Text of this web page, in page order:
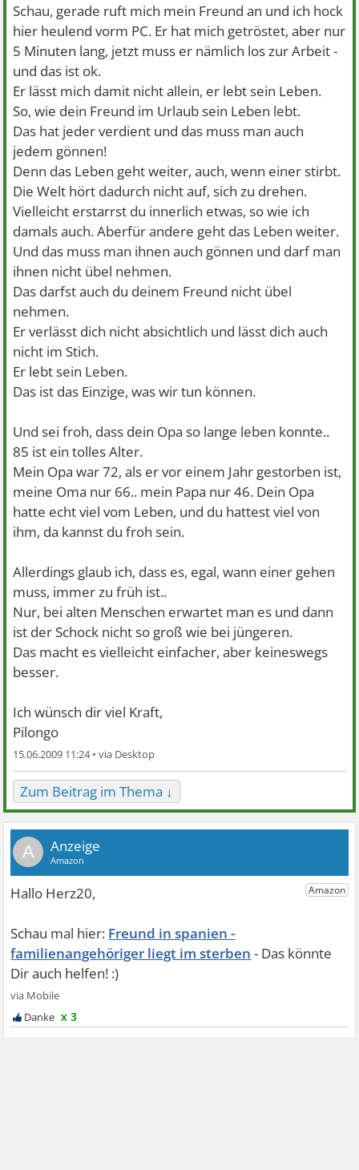
Schau, gerade ruft mich mein Freund an und ich hock
hier heulend vorm PC. Er hat mich getröstet, aber nur
5 Minuten lang, jetzt muss er nämlich los zur Arbeit -
und das ist ok.
Er lässt mich damit nicht allein, er lebt sein Leben.
So, wie dein Freund im Urlaub sein Leben lebt.
Das hat jeder verdient und das muss man auch
jedem gönnen!
Denn das Leben geht weiter, auch, wenn einer stirbt.
Die Welt hört dadurch nicht auf, sich zu drehen.
Vielleicht erstarrst du innerlich etwas, so wie ich
damals auch. Aberfür andere geht das Leben weiter.
Und das muss man ihnen auch gönnen und darf man
ihnen nicht übel nehmen.
Das darfst auch du deinem Freund nicht übel
nehmen.
Er verlässt dich nicht absichtlich und lässt dich auch
nicht im Stich.
Er lebt sein Leben.
Das ist das Einzige, was wir tun können.
Und sei froh, dass dein Opa so lange leben konnte..
85 ist ein tolles Alter.
Mein Opa war 72, als er vor einem Jahr gestorben ist,
meine Oma nur 66.. mein Papa nur 46. Dein Opa
hatte echt viel vom Leben, und du hattest viel von
ihm, da kannst du froh sein.
Allerdings glaub ich, dass es, egal, wann einer gehen
muss, immer zu früh ist..
Nur, bei alten Menschen erwartet man es und dann
ist der Schock nicht so groß wie bei jüngeren.
Das macht es vielleicht einfacher, aber keineswegs
besser.
Ich wünsch dir viel Kraft,
Pilongo
15.06.2009 11:24 •
Zum Beitrag im Thema ↓
A
Freund in spanien -
familienangehöriger liegt im sterben
x 3